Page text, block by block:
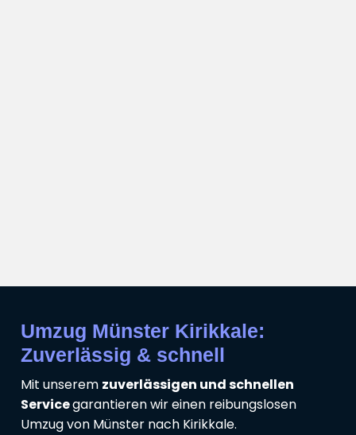
Umzug Münster Kirikkale:
Zuverlässig & schnell
Mit unserem zuverlässigen und schnellen
Servicegarantieren wir einen reibungslosen
Umzug von Münster nach Kirikkale.